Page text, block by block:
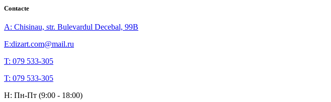
Contacte
A: Chisinau, str. Bulevardul Decebal, 99B
E:dizart.com@mail.ru
T: 079 533-305
T: 079 533-305
H: Пн-Пт (9:00 - 18:00)